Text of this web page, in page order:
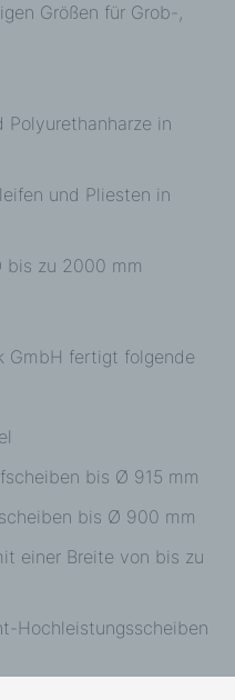
Größen für Grob-,
Polyurethanharze in
und Pliesten in
bis zu 2000 mm
GmbH fertigt folgende
bis Ø 915 mm
bis Ø 900 mm
einer Breite von bis zu
Hochleistungsscheiben